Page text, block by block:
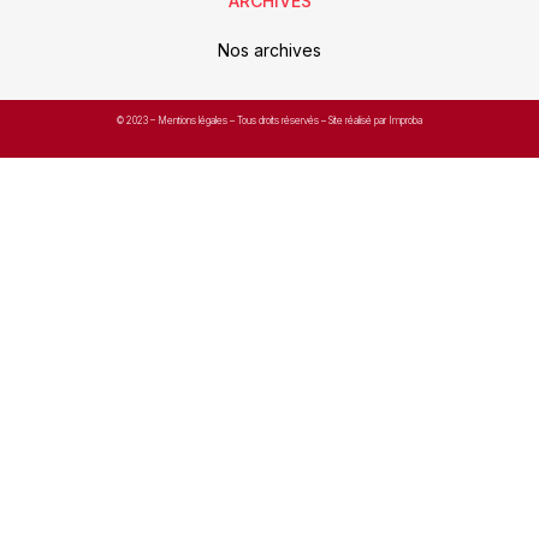
Nos archives
© 2023 – Mentions légales – Tous droits réservés – Site réalisé par Improba